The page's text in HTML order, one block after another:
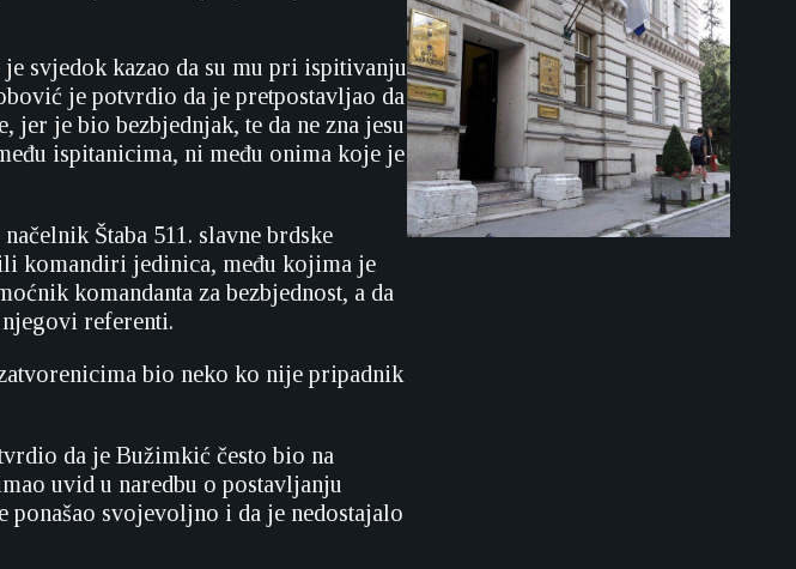
svjedok kazao da su mu pri ispitivanju
je potvrdio da je pretpostavljao da
je bio bezbjednjak, te da ne zna jesu
ispitanicima, ni među onima koje je
Štaba 511. slavne brdske
komandiri jedinica, među kojima je
komandanta za bezbjednost, a da
referenti.
bio neko ko nije pripadnik
da je Bužimkić često bio na
uvid u naredbu o postavljanju
ponašao svojevoljno i da je nedostajalo